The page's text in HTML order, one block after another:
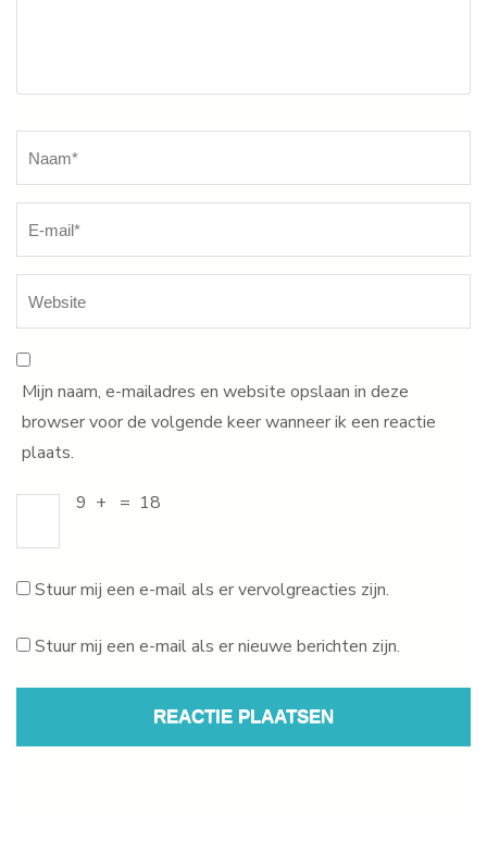
Mijn naam, e-mailadres en website opslaan in deze
browser voor de volgende keer wanneer ik een reactie
plaats.
9 + = 18
Stuur mij een e-mail als er vervolgreacties zijn.
Stuur mij een e-mail als er nieuwe berichten zijn.